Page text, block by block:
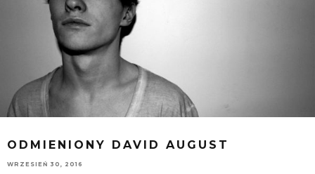
ODMIENIONY DAVID AUGUST
WRZESIEŃ 30, 2016